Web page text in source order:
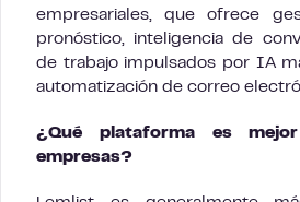
empresariales, que ofrece
pronóstico, inteligencia de
de trabajo impulsados por IA
automatización de correo
¿Qué plataforma es
empresas?